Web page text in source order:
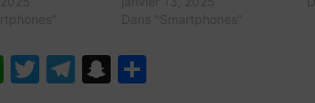
W T
T
S